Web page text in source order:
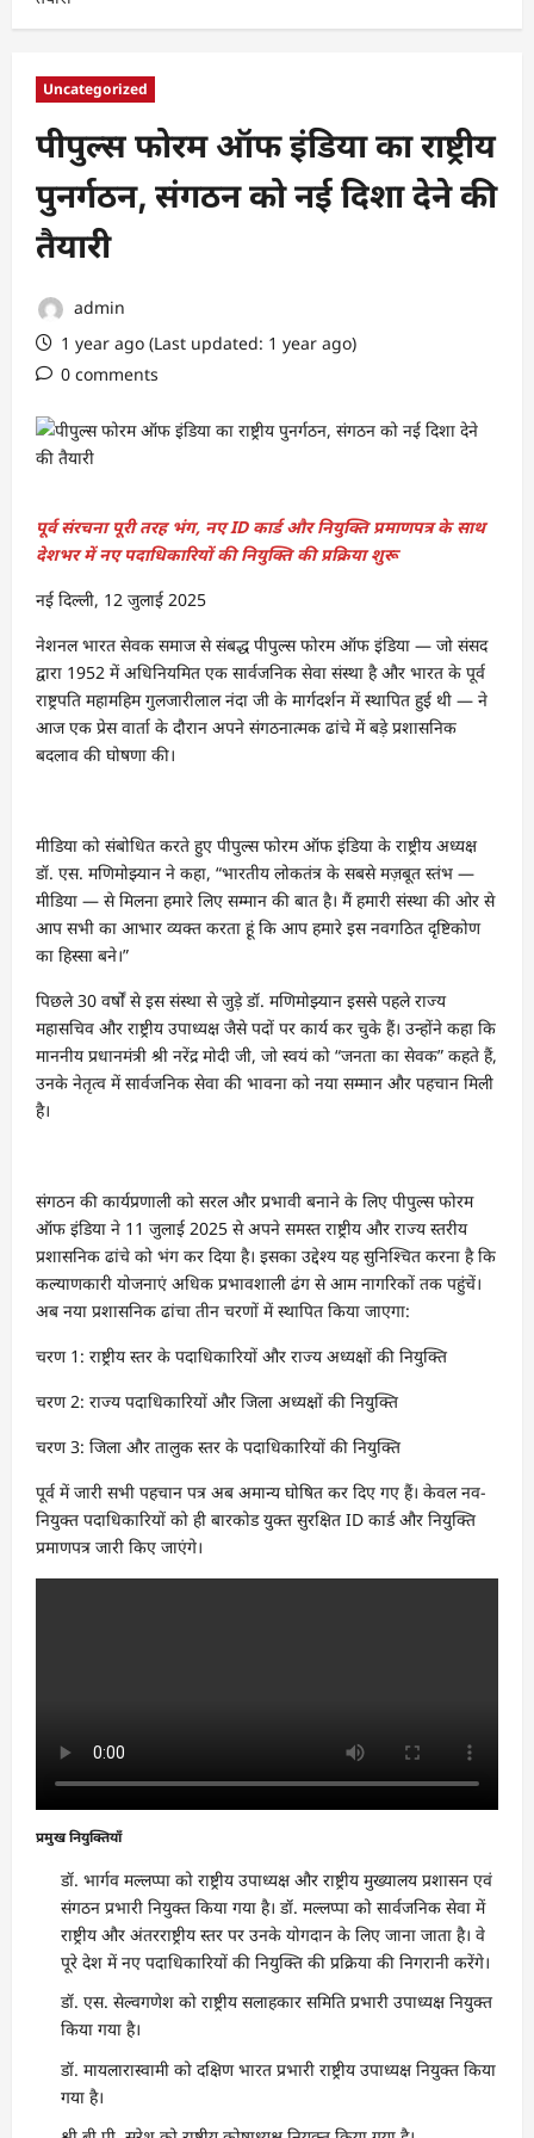
Uncategorized
पीपुल्स फोरम ऑफ इंडिया का राष्ट्रीय
पुनर्गठन, संगठन को नई दिशा देने की
तैयारी
admin
1 year ago (Last updated: 1 year ago)
0 comments
पूर्व संरचना पूरी तरह भंग, नए ID कार्ड और नियुक्ति प्रमाणपत्र के साथ
देशभर में नए पदाधिकारियों की नियुक्ति की प्रक्रिया शुरू
नई दिल्ली, 12 जुलाई 2025
नेशनल भारत सेवक समाज से संबद्ध पीपुल्स फोरम ऑफ इंडिया — जो संसद
द्वारा 1952 में अधिनियमित एक सार्वजनिक सेवा संस्था है और भारत के पूर्व
राष्ट्रपति महामहिम गुलजारीलाल नंदा जी के मार्गदर्शन में स्थापित हुई थी — ने
आज एक प्रेस वार्ता के दौरान अपने संगठनात्मक ढांचे में बड़े प्रशासनिक
बदलाव की घोषणा की।
मीडिया को संबोधित करते हुए पीपुल्स फोरम ऑफ इंडिया के राष्ट्रीय अध्यक्ष
डॉ. एस. मणिमोझ्यान ने कहा, “भारतीय लोकतंत्र के सबसे मज़बूत स्तंभ —
मीडिया — से मिलना हमारे लिए सम्मान की बात है। मैं हमारी संस्था की ओर से
आप सभी का आभार व्यक्त करता हूं कि आप हमारे इस नवगठित दृष्टिकोण
का हिस्सा बने।”
पिछले 30 वर्षों से इस संस्था से जुड़े डॉ. मणिमोझ्यान इससे पहले राज्य
महासचिव और राष्ट्रीय उपाध्यक्ष जैसे पदों पर कार्य कर चुके हैं। उन्होंने कहा कि
माननीय प्रधानमंत्री श्री नरेंद्र मोदी जी, जो स्वयं को “जनता का सेवक” कहते हैं,
उनके नेतृत्व में सार्वजनिक सेवा की भावना को नया सम्मान और पहचान मिली
है।
संगठन की कार्यप्रणाली को सरल और प्रभावी बनाने के लिए पीपुल्स फोरम
ऑफ इंडिया ने 11 जुलाई 2025 से अपने समस्त राष्ट्रीय और राज्य स्तरीय
प्रशासनिक ढांचे को भंग कर दिया है। इसका उद्देश्य यह सुनिश्चित करना है कि
कल्याणकारी योजनाएं अधिक प्रभावशाली ढंग से आम नागरिकों तक पहुंचें।
अब नया प्रशासनिक ढांचा तीन चरणों में स्थापित किया जाएगा:
चरण 1: राष्ट्रीय स्तर के पदाधिकारियों और राज्य अध्यक्षों की नियुक्ति
चरण 2: राज्य पदाधिकारियों और जिला अध्यक्षों की नियुक्ति
चरण 3: जिला और तालुक स्तर के पदाधिकारियों की नियुक्ति
पूर्व में जारी सभी पहचान पत्र अब अमान्य घोषित कर दिए गए हैं। केवल नव-
नियुक्त पदाधिकारियों को ही बारकोड युक्त सुरक्षित ID कार्ड और नियुक्ति
प्रमाणपत्र जारी किए जाएंगे।
प्रमुख नियुक्तियाँ
डॉ. भार्गव मल्लप्पा को राष्ट्रीय उपाध्यक्ष और राष्ट्रीय मुख्यालय प्रशासन एवं
संगठन प्रभारी नियुक्त किया गया है। डॉ. मल्लप्पा को सार्वजनिक सेवा में
राष्ट्रीय और अंतरराष्ट्रीय स्तर पर उनके योगदान के लिए जाना जाता है। वे
पूरे देश में नए पदाधिकारियों की नियुक्ति की प्रक्रिया की निगरानी करेंगे।
डॉ. एस. सेल्वगणेश को राष्ट्रीय सलाहकार समिति प्रभारी उपाध्यक्ष नियुक्त
किया गया है।
डॉ. मायलारास्वामी को दक्षिण भारत प्रभारी राष्ट्रीय उपाध्यक्ष नियुक्त किया
गया है।